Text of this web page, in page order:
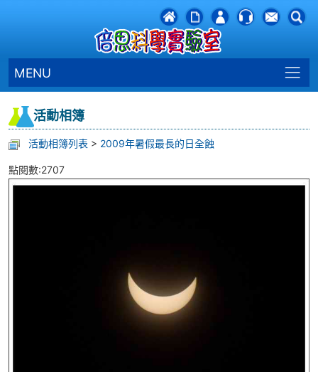
MENU
活動相簿
活動相簿列表 > 2009年暑假最長的日全蝕
點閱數:2707